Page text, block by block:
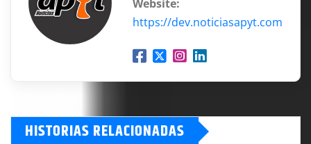
Website:
https://dev.noticiasapyt.com
HISTORIAS RELACIONADAS